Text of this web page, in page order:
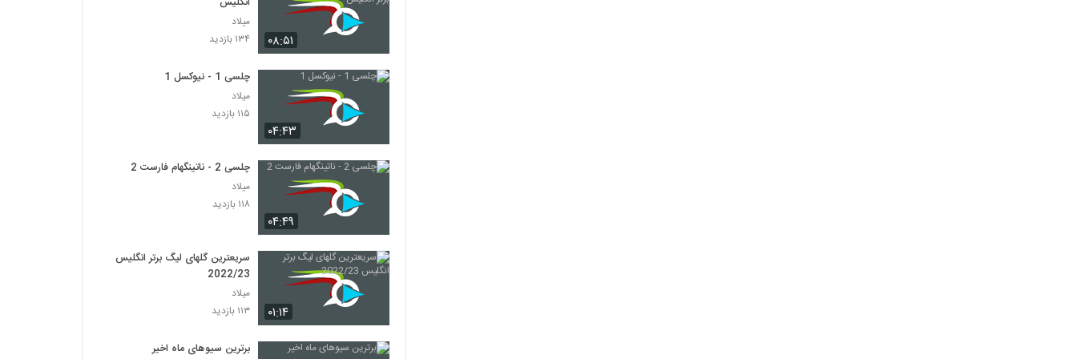
۰۸:۵۱
میلاد
۱۳۴ بازدید
۰۴:۴۳
چلسی 1 - نیوکسل 1
میلاد
۱۱۵ بازدید
۰۴:۴۹
چلسی 2 - ناتینگهام فارست 2
میلاد
۱۱۸ بازدید
۰۱:۱۴
سریعترین گلهای لیگ برتر انگلیس
2022/23
میلاد
۱۱۳ بازدید
برترین سیوهای ماه اخیر